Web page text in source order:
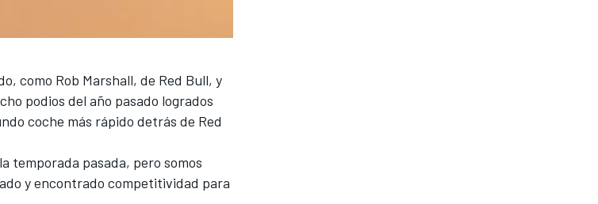
como Rob Marshall, de Red Bull, y
podios del año pasado logrados
coche más rápido detrás de Red
temporada pasada, pero somos
y encontrado competitividad para